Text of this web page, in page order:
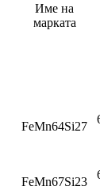
Име на
марката
FeMn64Si27
FeMn67Si23